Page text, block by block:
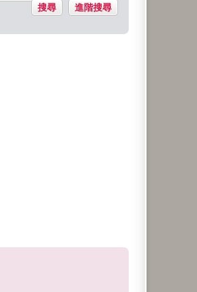
搜尋 進階搜尋